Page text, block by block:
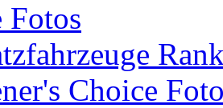
Fotos
Choice